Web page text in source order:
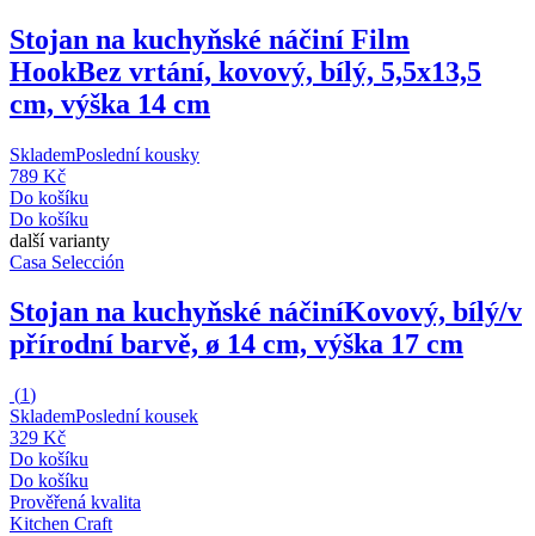
Stojan na kuchyňské náčiní Film
HookBez vrtání, kovový, bílý, 5,5x13,5
cm, výška 14 cm
SklademPoslední kousky
789 Kč
Do košíku
Do košíku
další varianty
Casa Selección
Stojan na kuchyňské náčiníKovový, bílý/v
přírodní barvě, ø 14 cm, výška 17 cm
(1)
SklademPoslední kousek
329 Kč
Do košíku
Do košíku
Prověřená kvalita
Kitchen Craft